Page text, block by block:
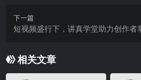
下一篇
短视频盛行下，讲真学堂助力创作者
相关文章